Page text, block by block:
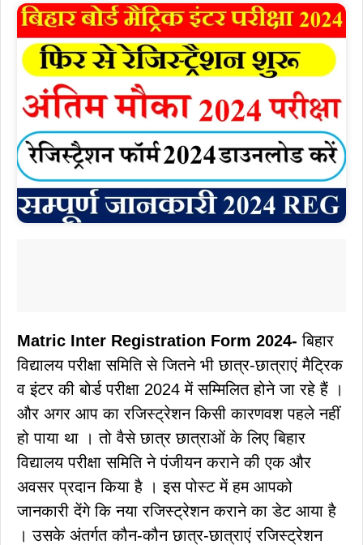
Matric Inter Registration Form 2024- बिहार
विद्यालय परीक्षा समिति से जितने भी छात्र-छात्राएं मैट्रिक
व इंटर की बोर्ड परीक्षा 2024 में सम्मिलित होने जा रहे हैं ।
और अगर आप का रजिस्ट्रेशन किसी कारणवश पहले नहीं
हो पाया था । तो वैसे छात्र छात्राओं के लिए बिहार
विद्यालय परीक्षा समिति ने पंजीयन कराने की एक और
अवसर प्रदान किया है । इस पोस्ट में हम आपको
जानकारी देंगे कि नया रजिस्ट्रेशन कराने का डेट आया है
। उसके अंतर्गत कौन-कौन छात्र-छात्राएं रजिस्ट्रेशन